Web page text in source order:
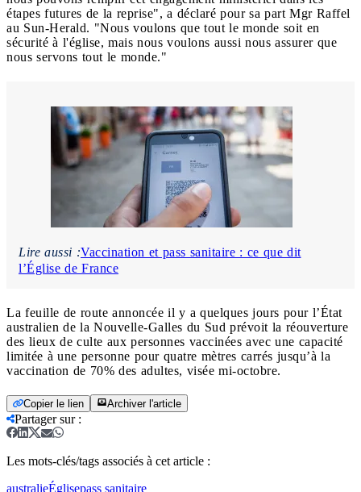
étapes futures de la reprise", a déclaré pour sa part Mgr Raffel
au Sun-Herald. "Nous voulons que tout le monde soit en
sécurité à l'église, mais nous voulons aussi nous assurer que
nous servons tout le monde."
Lire aussi :Vaccination et pass sanitaire : ce que dit
l’Église de France
La feuille de route annoncée il y a quelques jours pour l’État
australien de la Nouvelle-Galles du Sud prévoit la réouverture
des lieux de culte aux personnes vaccinées avec une capacité
limitée à une personne pour quatre mètres carrés jusqu’à la
vaccination de 70% des adultes, visée mi-octobre.
Copier le lien Archiver l'article
Partager sur:
Les mots-clés/tags associés à cet article :
australieÉglisepass sanitaire